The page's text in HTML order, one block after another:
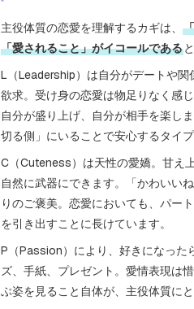
主役体質の恋愛を理解するカギは、
「愛されること」がイコールである
L（Leadership）は自分がデートや関
欲求。受け身の恋愛は物足りなく感
自分が盛り上げ、自分が相手を楽し
切る側」にいることで安心するタイプ
C（Cuteness）は天性の愛嬌。甘え
自然に武器にできます。「かわいい
りのご褒美。恋愛においても、パー
を引き出すことに長けています。
P（Passion）により、好きになった
ズ、手紙、プレゼント。愛情表現は
ぶ姿を見ること自体が、主役体質にと